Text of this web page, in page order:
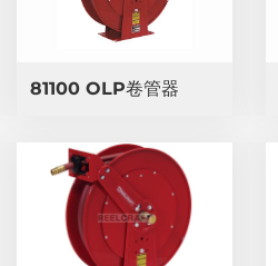
81100 OLP卷管器